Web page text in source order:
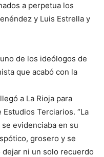
a perpetua los
y Luis Estrella y
de los ideólogos de
que acabó con la
a La Rioja para
Terciarios. “La
evidenciaba en su
grosero y se
ni un solo recuerdo